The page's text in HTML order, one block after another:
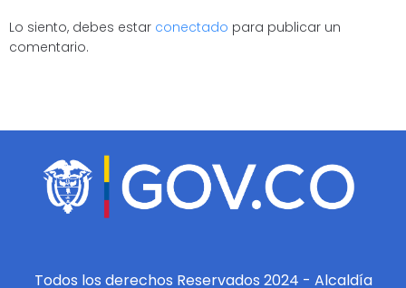
Lo siento, debes estar conectado para publicar un
comentario.
Todos los derechos Reservados 2024 - Alcaldía